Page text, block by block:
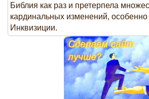
Библия как раз и претерпела
кардинальных изменений,
Инквизиции.